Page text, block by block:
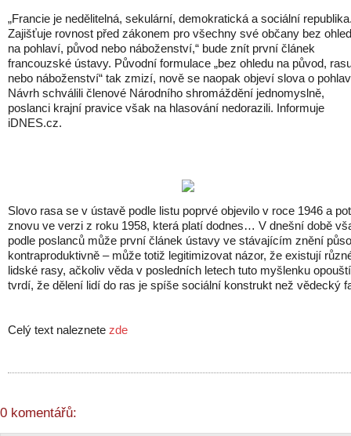
„Francie je nedělitelná, sekulární, demokratická a sociální
Zajišťuje rovnost před zákonem pro všechny své občany bez
na pohlaví, původ nebo náboženství,“ bude znít první článek
francouzské ústavy. Původní formulace „bez ohledu na původ,
nebo náboženství“ tak zmizí, nově se naopak objeví slova o
Návrh schválili členové Národního shromáždění jednomyslně,
poslanci krajní pravice však na hlasování nedorazili. Informuje
iDNES.cz.
Slovo rasa se v ústavě podle listu poprvé objevilo v roce 1946 a
znovu ve verzi z roku 1958, která platí dodnes… V dnešní době
podle poslanců může první článek ústavy ve stávajícím znění
kontraproduktivně – může totiž legitimizovat názor, že existují
lidské rasy, ačkoliv věda v posledních letech tuto myšlenku
tvrdí, že dělení lidí do ras je spíše sociální konstrukt než vědecký
Celý text naleznete zde
0 komentářů: